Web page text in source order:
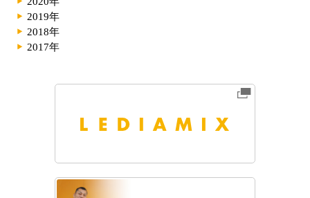
2019年
2018年
2017年